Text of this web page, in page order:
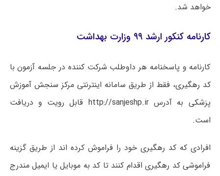
خواهد شد.
کارنامه کنکور ارشد ۹۹ وزارت بهداشت
کارنامه و پاسخنامه هر داوطلب شرکت کننده در جلسه آزمون با
کد رهگیری، فقط از طریق سامانه اینترنتی مرکز سنجش آموزش
پزشکی به آدرس http://sanjeshp.ir قابل رویت و دریافت
است.
افرادی که کد رهگیری خود را فراموش کرده اند از طریق گزینه
فراموشی کد رهگیری اقدام کنند تا کد به موبایل یا ایمیل مندرج